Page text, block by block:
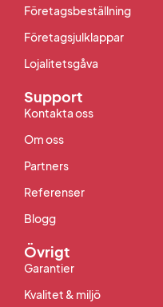
Företagsbeställning
Företagsjulklappar
Lojalitetsgåva
Support
Kontakta oss
Om oss
Partners
Referenser
Blogg
Övrigt
Garantier
Kvalitet & miljö